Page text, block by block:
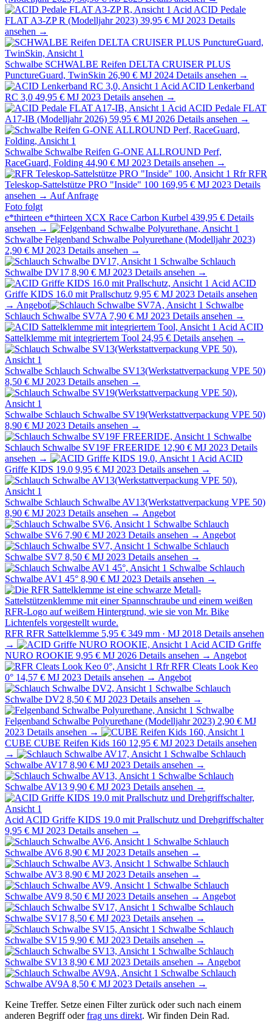
Acid ACID Pedale
FLAT A3-ZP R (Modelljahr 2023) 39,95 € MJ 2023 Details
ansehen →
Schwalbe SCHWALBE Reifen DELTA CRUISER PLUS
PunctureGuard, TwinSkin 26,90 € MJ 2024 Details ansehen →
Acid ACID Lenkerband
RC 3,0 49,95 € MJ 2023 Details ansehen →
Acid ACID Pedale FLAT
A17-IB (Modelljahr 2026) 59,95 € MJ 2026 Details ansehen →
Schwalbe Schwalbe Reifen G-ONE ALLROUND Perf,
RaceGuard, Folding 44,90 € MJ 2023 Details ansehen →
Rfr RFR
Teleskop-Sattelstütze PRO "Inside" 100 169,95 € MJ 2023 Details
ansehen → Auf Anfrage
Foto folgt
e*thirteen e*thirteen XCX Race Carbon Kurbel 439,95 € Details
ansehen →
Schwalbe Felgenband Schwalbe Polyurethane (Modelljahr 2023)
2,90 € MJ 2023 Details ansehen →
Schwalbe Schlauch
Schwalbe DV17 8,90 € MJ 2023 Details ansehen →
Acid ACID
Griffe KIDS 16.0 mit Prallschutz 9,95 € MJ 2023 Details ansehen
→ Angebot
Schwalbe
Schlauch Schwalbe SV7A 7,90 € MJ 2023 Details ansehen →
Acid ACID
Sattelklemme mit integriertem Tool 24,95 € Details ansehen →
Schwalbe Schlauch Schwalbe SV13(Werkstattverpackung VPE 50)
8,50 € MJ 2023 Details ansehen →
Schwalbe Schlauch Schwalbe SV19(Werkstattverpackung VPE 50)
8,90 € MJ 2023 Details ansehen →
Schwalbe
Schlauch Schwalbe SV19F FREERIDE 12,90 € MJ 2023 Details
ansehen →
Acid ACID
Griffe KIDS 19.0 9,95 € MJ 2023 Details ansehen →
Schwalbe Schlauch Schwalbe AV13(Werkstattverpackung VPE 50)
8,90 € MJ 2023 Details ansehen → Angebot
Schwalbe Schlauch
Schwalbe SV6 7,90 € MJ 2023 Details ansehen → Angebot
Schwalbe Schlauch
Schwalbe SV7 8,50 € MJ 2023 Details ansehen →
Schwalbe Schlauch
Schwalbe AV1 45° 8,90 € MJ 2023 Details ansehen →
RFR RFR Sattelklemme 5,95 € 349 mm · MJ 2018 Details ansehen
→
Acid ACID Griffe
NURO ROOKIE 9,95 € MJ 2026 Details ansehen → Angebot
Rfr RFR Cleats Look Keo
0° 14,57 € MJ 2023 Details ansehen → Angebot
Schwalbe Schlauch
Schwalbe DV2 8,50 € MJ 2023 Details ansehen →
Schwalbe
Felgenband Schwalbe Polyurethane (Modelljahr 2023) 2,90 € MJ
2023 Details ansehen →
CUBE CUBE Reifen Kids 160 12,95 € MJ 2023 Details ansehen
→
Schwalbe Schlauch
Schwalbe AV17 8,90 € MJ 2023 Details ansehen →
Schwalbe Schlauch
Schwalbe AV13 9,90 € MJ 2023 Details ansehen →
Acid ACID Griffe KIDS 19.0 mit Prallschutz und Drehgriffschalter
9,95 € MJ 2023 Details ansehen →
Schwalbe Schlauch
Schwalbe AV6 8,90 € MJ 2023 Details ansehen →
Schwalbe Schlauch
Schwalbe AV3 8,90 € MJ 2023 Details ansehen →
Schwalbe Schlauch
Schwalbe AV9 8,50 € MJ 2023 Details ansehen → Angebot
Schwalbe Schlauch
Schwalbe SV17 8,50 € MJ 2023 Details ansehen →
Schwalbe Schlauch
Schwalbe SV15 9,90 € MJ 2023 Details ansehen →
Schwalbe Schlauch
Schwalbe SV13 8,90 € MJ 2023 Details ansehen → Angebot
Schwalbe Schlauch
Schwalbe AV9A 8,50 € MJ 2023 Details ansehen →
Keine Treffer. Setze einen Filter zurück oder such nach einem
anderen Begriff oderfrag uns direkt. Wir finden Dein Rad.